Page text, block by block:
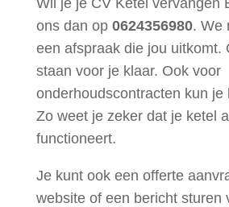
ons dan op 0624356980. We
een afspraak die jou uitkomt.
staan voor je klaar. Ook voor
onderhoudscontracten kun je
Zo weet je zeker dat je ketel
functioneert.
Je kunt ook een offerte
website of een bericht sturen